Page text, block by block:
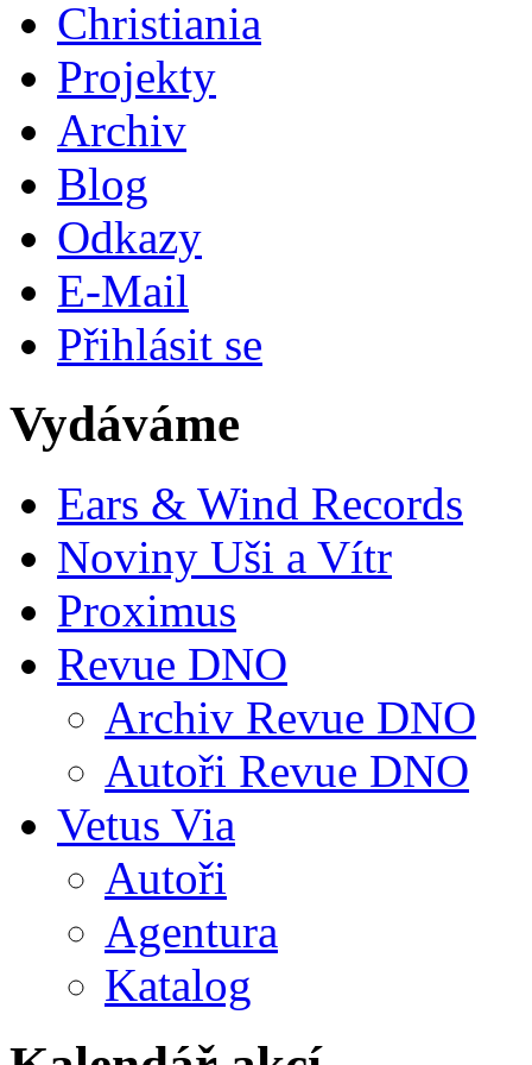
Christiania
Projekty
Archiv
Blog
Odkazy
E-Mail
Přihlásit se
Vydáváme
Ears & Wind Records
Noviny Uši a Vítr
Proximus
Revue DNO
Archiv Revue DNO
Autoři Revue DNO
Vetus Via
Autoři
Agentura
Katalog